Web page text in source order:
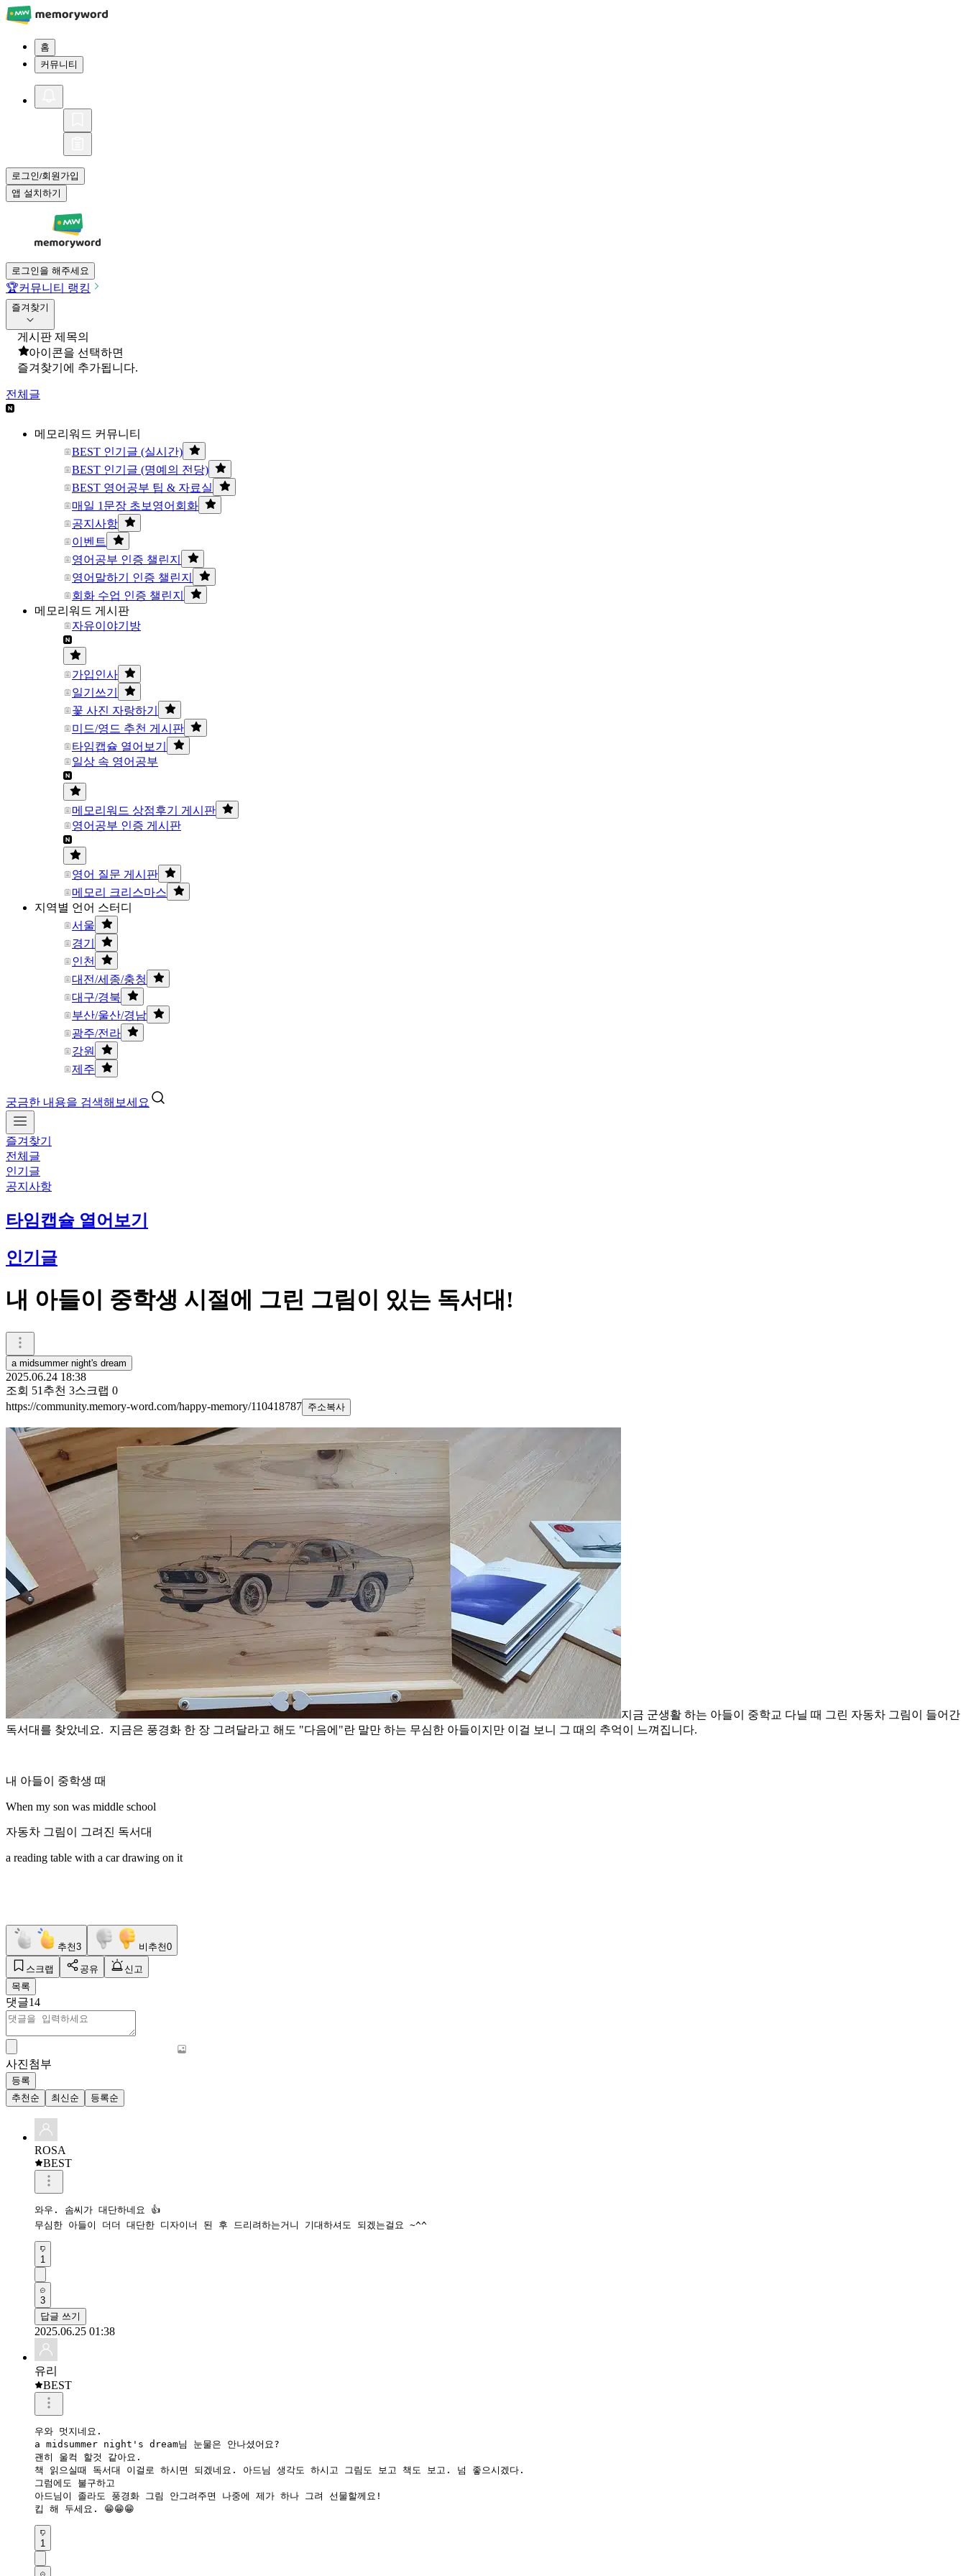
홈
커뮤니티
로그인/회원가입
앱 설치하기
로그인을 해주세요
🏆커뮤니티 랭킹
즐겨찾기
게시판 제목의
아이콘을 선택하면
즐겨찾기에 추가됩니다.
전체글
메모리워드 커뮤니티
BEST 인기글 (실시간)
BEST 인기글 (명예의 전당)
BEST 영어공부 팁 & 자료실
매일 1문장 초보영어회화
공지사항
이벤트
영어공부 인증 챌린지
영어말하기 인증 챌린지
회화 수업 인증 챌린지
메모리워드 게시판
자유이야기방
가입인사
일기쓰기
꽃 사진 자랑하기
미드/영드 추천 게시판
타임캡슐 열어보기
일상 속 영어공부
메모리워드 상점후기 게시판
영어공부 인증 게시판
영어 질문 게시판
메모리 크리스마스
지역별 언어 스터디
서울
경기
인천
대전/세종/충청
대구/경북
부산/울산/경남
광주/전라
강원
제주
궁금한 내용을 검색해보세요
즐겨찾기
전체글
인기글
공지사항
타임캡슐 열어보기
인기글
내 아들이 중학생 시절에 그린 그림이 있는 독서대!
a midsummer night's dream
2025.06.24 18:38
조회 51 추천 3스크랩 0
https://community.memory-word.com/happy-memory/110418787 주소복사
지금 군생활 하는 아들이 중학교 다닐 때 그린 자동차 그림이 들어간
독서대를 찾았네요. 지금은 풍경화 한 장 그려달라고 해도 "다음에"란 말만 하는 무심한 아들이지만 이걸 보니 그 때의 추억이 느껴집니다.
내 아들이 중학생 때
When my son was middle school
자동차 그림이 그려진 독서대
a reading table with a car drawing on it
추천3 비추천0
스크랩 공유
신고
목록
댓글14
사진첨부
등록
추천순
최신순 등록순
ROSA
BEST
와우. 솜씨가 대단하네요 👍
무심한 아들이 더더 대단한 디자이너 된 후 드리려하는거니 기대하셔도 되겠는걸요 ~^^
1
3
답글 쓰기
2025.06.25 01:38
유리
BEST
우와 멋지네요.
a midsummer night's dream님 눈물은 안나셨어요?
괜히 울컥 할것 같아요.
책 읽으실때 독서대 이걸로 하시면 되겠네요. 아드님 생각도 하시고 그림도 보고 책도 보고. 넘 좋으시겠다.
그럼에도 불구하고
아드님이 졸라도 풍경화 그림 안그려주면 나중에 제가 하나 그려 선물할께요!
킵 해 두세요. 😁😁😁
1